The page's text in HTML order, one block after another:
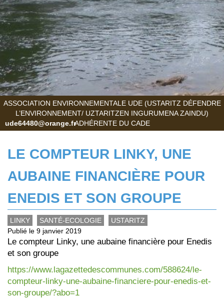
ASSOCIATION ENVIRONNEMENTALE UDE (USTARITZ DÉFENDRE
L’ENVIRONNEMENT/ UZTARITZEN INGURUMENA ZAINDU)
ADHÉRENTE DU CADE
ude64480@orange.fr
LE COMPTEUR LINKY, UNE
AUBAINE FINANCIÈRE POUR
ENEDIS ET SON GROUPE
LINKY SANTÉ-ECOLOGIE
USTARITZ
Publié le 9 janvier 2019
Le compteur Linky, une aubaine financière pour Enedis
et son groupe
https://www.lagazettedescommunes.com/588624/le-
compteur-linky-une-aubaine-financiere-pour-enedis-et-
son-groupe/?abo=1